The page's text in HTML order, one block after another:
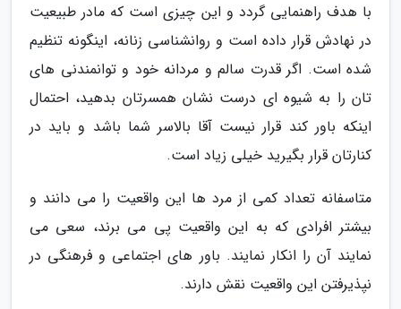
با هدف راهنمایی گردد و این چیزی است که مادر طبیعیت
در نهادش قرار داده است و روانشناسی زنانه، اینگونه تنظیم
شده است. اگر قدرت سالم و مردانه خود و توانمندنی های
تان را به شیوه ای درست نشان همسرتان بدهید، احتمال
اینکه باور کند قرار نیست آقا بالاسر شما باشد و باید در
کنارتان قرار بگیرید خیلی زیاد است.
متاسفانه تعداد کمی از مرد ها این واقعیت را می دانند و
بیشتر افرادی که به این واقعیت پی می برند، سعی می
نمایند آن را انکار نمایند. باور های اجتماعی و فرهنگی در
نپذیرفتن این واقعیت نقش دارند.